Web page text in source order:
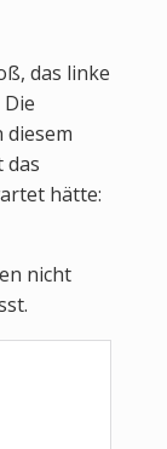
das linke
diesem
das
hätte:
nicht